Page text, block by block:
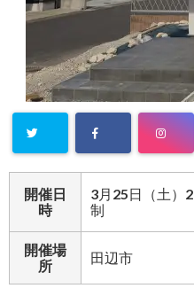
開催日
時
3月25日（土）
制
開催場
所
田辺市